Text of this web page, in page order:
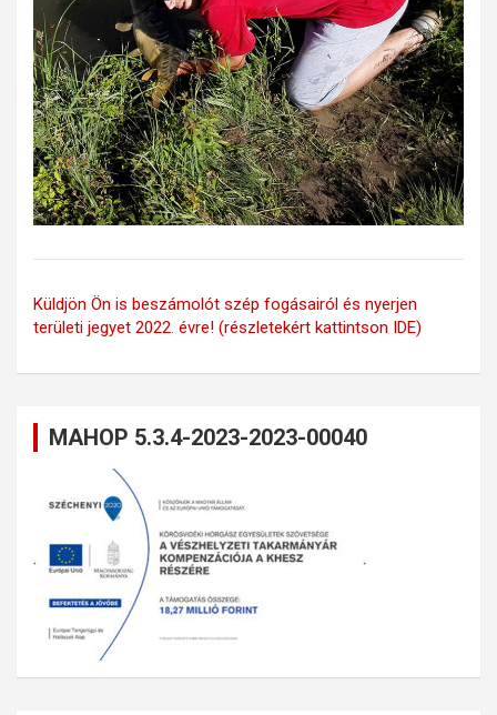
Küldjön Ön is beszámolót szép fogásairól és nyerjen
területi jegyet 2022. évre! (részletekért kattintson IDE)
MAHOP 5.3.4-2023-2023-00040